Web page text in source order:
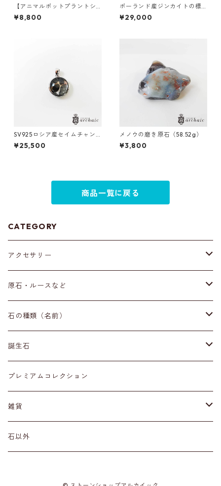
【アニマルポットプラントシ
リーズ】モンキー×セレウス×
丸サボテン
¥8,800
ポーランド産ジンカイトの標
本（赤）
¥29,000
SV925ロシア産セイムチャン
隕石のペンダントトップ
¥25,500
メノウの磨き原石（58.52g）
¥3,800
商品一覧に戻る
CATEGORY
アクセサリー
ブレスレット
イヤリング・ピアス
ネックレス・ペンダントトップ
リング
材質
プラチナ
その他アクセサリー
原石・ルースなど
原石
丸玉
標本
磨き石
ルース
石の種類（名前）
ア行
アイオライト
アクアマリン
カ行
カーネリアン
カイヤナイト
サ行
サファイア
タ行
誕生石
１月
２月
３月
プレミアムコレクション
雑貨
天然石雑貨
石以外